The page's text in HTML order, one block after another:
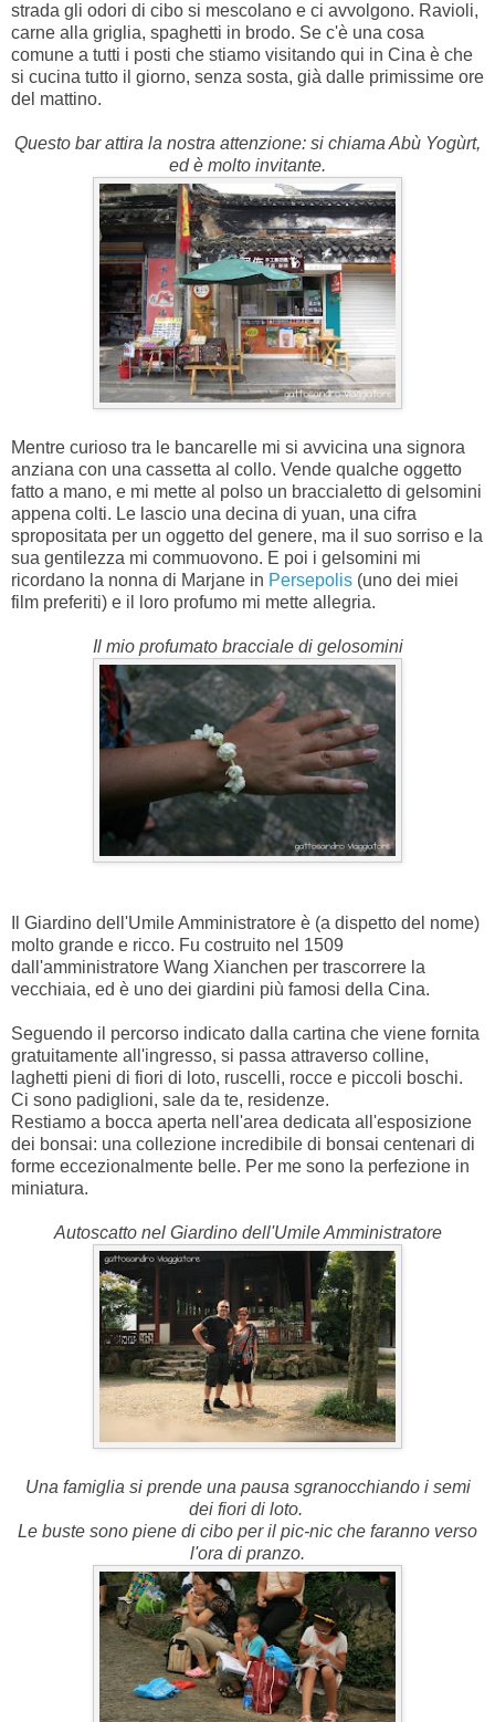
strada gli odori di cibo si mescolano e ci avvolgono. Ravioli,
carne alla griglia, spaghetti in brodo. Se c'è una cosa
comune a tutti i posti che stiamo visitando qui in Cina è che
si cucina tutto il giorno, senza sosta, già dalle primissime ore
del mattino.
Questo bar attira la nostra attenzione: si chiama Abù Yogùrt,
ed è molto invitante.
Mentre curioso tra le bancarelle mi si avvicina una signora
anziana con una cassetta al collo. Vende qualche oggetto
fatto a mano, e mi mette al polso un braccialetto di gelsomini
appena colti. Le lascio una decina di yuan, una cifra
spropositata per un oggetto del genere, ma il suo sorriso e la
sua gentilezza mi commuovono. E poi i gelsomini mi
ricordano la nonna di Marjane in Persepolis (uno dei miei
film preferiti) e il loro profumo mi mette allegria.
Il mio profumato bracciale di gelosomini
Il Giardino dell'Umile Amministratore è (a dispetto del nome)
molto grande e ricco. Fu costruito nel 1509
dall'amministratore Wang Xianchen per trascorrere la
vecchiaia, ed è uno dei giardini più famosi della Cina.
Seguendo il percorso indicato dalla cartina che viene fornita
gratuitamente all'ingresso, si passa attraverso colline,
laghetti pieni di fiori di loto, ruscelli, rocce e piccoli boschi.
Ci sono padiglioni, sale da te, residenze.
Restiamo a bocca aperta nell'area dedicata all'esposizione
dei bonsai: una collezione incredibile di bonsai centenari di
forme eccezionalmente belle. Per me sono la perfezione in
miniatura.
Autoscatto nel Giardino dell'Umile Amministratore
Una famiglia si prende una pausa sgranocchiando i semi
dei fiori di loto.
Le buste sono piene di cibo per il pic-nic che faranno verso
l'ora di pranzo.